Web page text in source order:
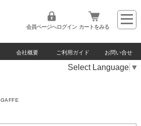
会員ページへログイン カートをみる
会社概要 ご利用ガイド お問い合せ
Select Language ▼
GAFFE